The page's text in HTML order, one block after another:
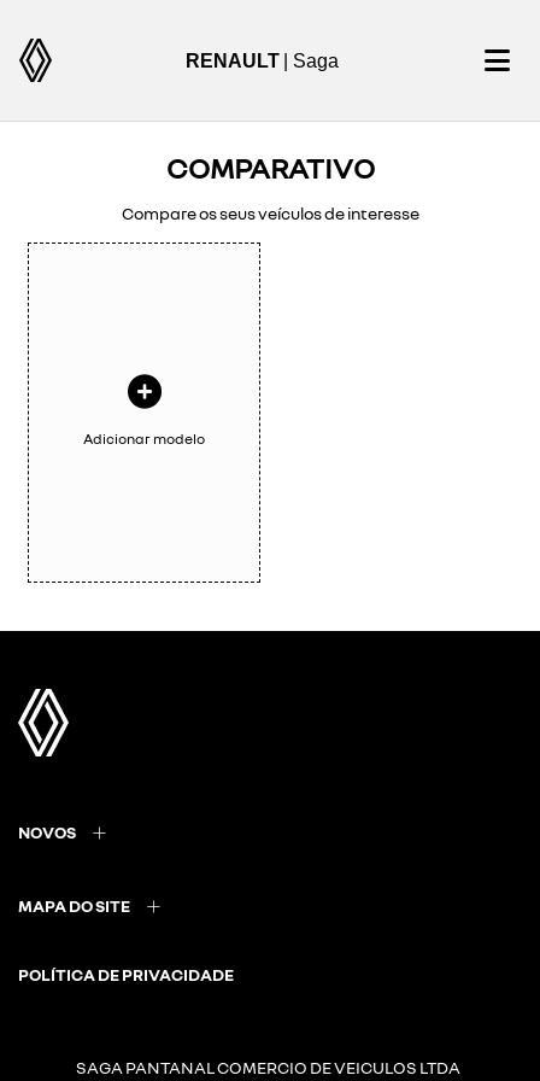
RENAULT | Saga
COMPARATIVO
Compare os seus veículos de interesse
Adicionar modelo
NOVOS
MAPA DO SITE
POLÍTICA DE PRIVACIDADE
SAGA PANTANAL COMERCIO DE VEICULOS LTDA